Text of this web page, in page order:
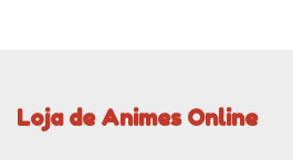
Loja de Animes Online